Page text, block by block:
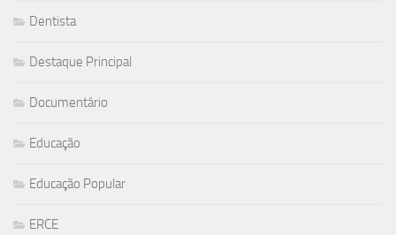
Dentista
Destaque Principal
Documentário
Educação
Educação Popular
ERCE